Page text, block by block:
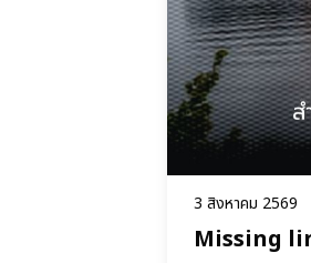
3 สิงหาคม 2569
Missing